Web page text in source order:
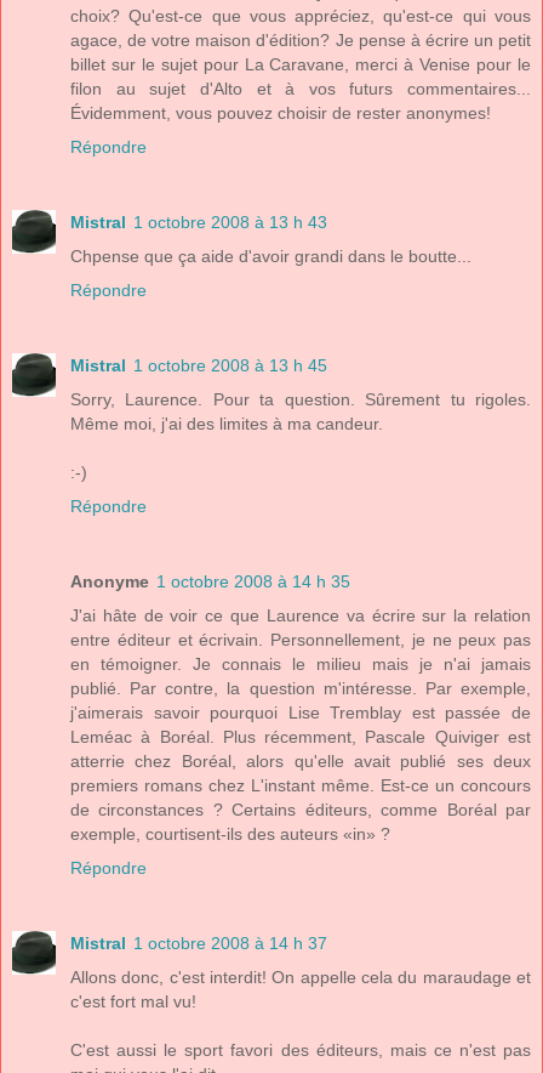
choix? Qu'est-ce que vous appréciez, qu'est-ce qui vous
agace, de votre maison d'édition? Je pense à écrire un petit
billet sur le sujet pour La Caravane, merci à Venise pour le
filon au sujet d'Alto et à vos futurs commentaires...
Évidemment, vous pouvez choisir de rester anonymes!
Répondre
Mistral 1 octobre 2008 à 13 h 43
Chpense que ça aide d'avoir grandi dans le boutte...
Répondre
Mistral 1 octobre 2008 à 13 h 45
Sorry, Laurence. Pour ta question. Sûrement tu rigoles.
Même moi, j'ai des limites à ma candeur.
:-)
Répondre
Anonyme 1 octobre 2008 à 14 h 35
J'ai hâte de voir ce que Laurence va écrire sur la relation
entre éditeur et écrivain. Personnellement, je ne peux pas
en témoigner. Je connais le milieu mais je n'ai jamais
publié. Par contre, la question m'intéresse. Par exemple,
j'aimerais savoir pourquoi Lise Tremblay est passée de
Leméac à Boréal. Plus récemment, Pascale Quiviger est
atterrie chez Boréal, alors qu'elle avait publié ses deux
premiers romans chez L'instant même. Est-ce un concours
de circonstances ? Certains éditeurs, comme Boréal par
exemple, courtisent-ils des auteurs «in» ?
Répondre
Mistral 1 octobre 2008 à 14 h 37
Allons donc, c'est interdit! On appelle cela du maraudage et
c'est fort mal vu!
C'est aussi le sport favori des éditeurs, mais ce n'est pas